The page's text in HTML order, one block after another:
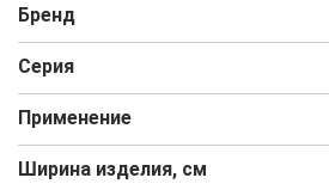
Бренд
Серия
Применение
Ширина изделия, см